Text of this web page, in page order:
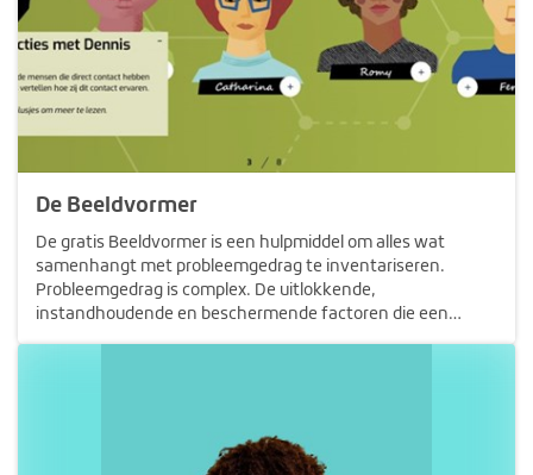
De Beeldvormer
De gratis Beeldvormer is een hulpmiddel om alles wat
samenhangt met probleemgedrag te inventariseren.
Probleemgedrag is complex. De uitlokkende,
instandhoudende en beschermende factoren die een